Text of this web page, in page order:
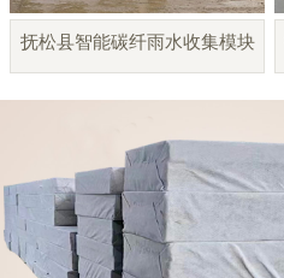
抚松县智能碳纤雨水收集模块